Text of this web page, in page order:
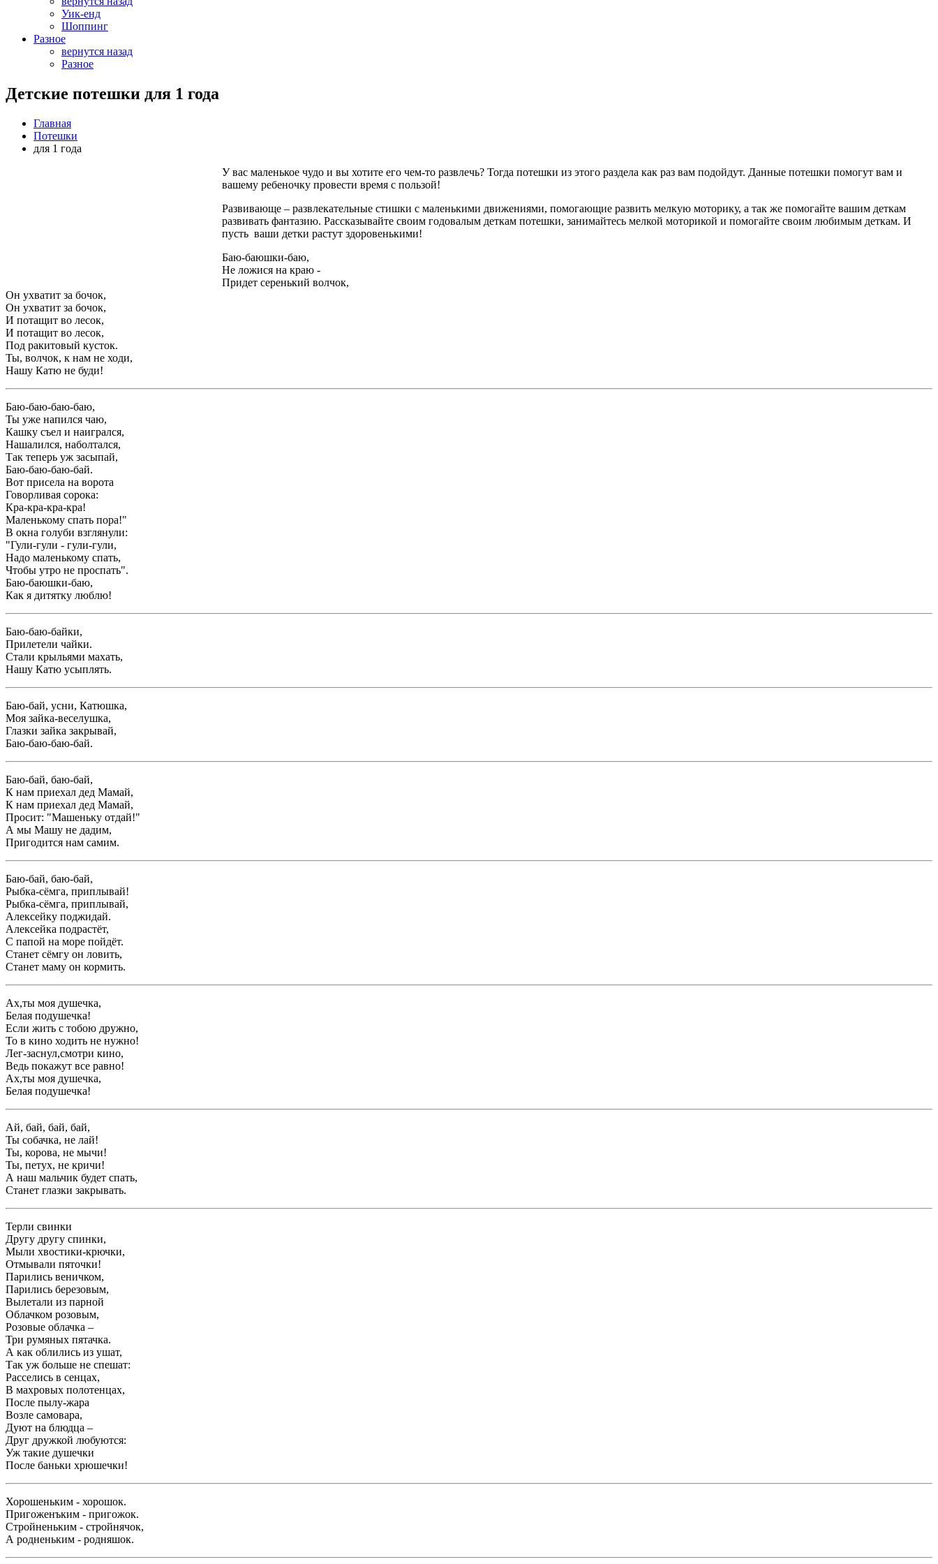
Уик-енд
Шоппинг
Разное
вернутся назад
Разное
Детские потешки для 1 года
Главная
Потешки
для 1 года
У вас маленькое чудо и вы хотите его чем-то развлечь? Тогда потешки из этого раздела как раз вам подойдут. Данные потешки помогут вам и
вашему ребеночку провести время с пользой!
Развивающе – развлекательные стишки с маленькими движениями, помогающие развить мелкую моторику, а так же помогайте вашим деткам
развивать фантазию. Рассказывайте своим годовалым деткам потешки, занимайтесь мелкой моторикой и помогайте своим любимым деткам. И
пусть ваши детки растут здоровенькими!
Баю-баюшки-баю,
Не ложися на краю -
Придет серенький волчок,
Он ухватит за бочок,
Он ухватит за бочок,
И потащит во лесок,
И потащит во лесок,
Под ракитовый кусток.
Ты, волчок, к нам не ходи,
Нашу Катю не буди!
Баю-баю-баю-баю,
Ты уже напился чаю,
Кашку съел и наигрался,
Нашалился, наболтался,
Так теперь уж засыпай,
Баю-баю-баю-бай.
Вот присела на ворота
Говорливая сорока:
Кра-кра-кра-кра!
Маленькому спать пора!"
В окна голуби взглянули:
"Гули-гули - гули-гули,
Надо маленькому спать,
Чтобы утро не проспать".
Баю-баюшки-баю,
Как я дитятку люблю!
Баю-баю-байки,
Прилетели чайки.
Стали крыльями махать,
Нашу Катю усыплять.
Баю-бай, усни, Катюшка,
Моя зайка-веселушка,
Глазки зайка закрывай,
Баю-баю-баю-бай.
Баю-бай, баю-бай,
К нам приехал дед Мамай,
К нам приехал дед Мамай,
Просит: "Машеньку отдай!"
А мы Машу не дадим,
Пригодится нам самим.
Баю-бай, баю-бай,
Рыбка-сёмга, приплывай!
Рыбка-сёмга, приплывай,
Алексейку поджидай.
Алексейка подрастёт,
С папой на море пойдёт.
Станет сёмгу он ловить,
Станет маму он кормить.
Ах,ты моя душечка,
Белая подушечка!
Если жить с тобою дружно,
То в кино ходить не нужно!
Лег-заснул,смотри кино,
Ведь покажут все равно!
Ах,ты моя душечка,
Белая подушечка!
Ай, бай, бай, бай,
Ты собачка, не лай!
Ты, корова, не мычи!
Ты, петух, не кричи!
А наш мальчик будет спать,
Станет глазки закрывать.
Терли свинки
Другу другу спинки,
Мыли хвостики-крючки,
Отмывали пяточки!
Парились веничком,
Парились березовым,
Вылетали из парной
Облачком розовым,
Розовые облачка –
Три румяных пятачка.
А как облились из ушат,
Так уж больше не спешат:
Расселись в сенцах,
В махровых полотенцах,
После пылу-жара
Возле самовара,
Дуют на блюдца –
Друг дружкой любуются:
Уж такие душечки
После баньки хрюшечки!
Хорошеньким - хорошок.
Пригоженъким - пригожок.
Стройненьким - стройнячок,
А родненьким - родняшок.